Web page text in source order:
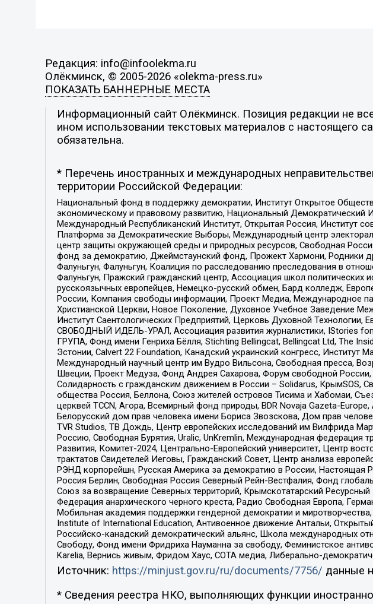
Редакция: info@infoolekma.ru
Олёкминск, © 2005-2026 «olekma-press.ru»
ПОКАЗАТЬ БАННЕРНЫЕ МЕСТА
Информационный сайт Олёкминск. Позиция редакции не
ином использовании текстовых материалов с настоящего
обязательна.
* Перечень иностранных и международных
территории Российской Федерации:
Национальный фонд в поддержку демократии, Институт Открытое
экономическому и правовому развитию, Национальный Демократический
Международный Республиканский Институт, Открытая Россия, Институт
Платформа за Демократические Выборы, Международный центр
центр защиты окружающей среды и природных ресурсов, Свободная
фонд за демократию, Джеймстаунский фонд, Прожект Хармони, Родники
Фалуньгун, Фалуньгун, Коалиция по расследованию преследования в
Фалуньгун, Пражский гражданский центр, Ассоциация школ
русскоязычных европейцев, Немецко-русский обмен, Бард колледж,
России, Компания свободы информации, Проект Медиа, Международное
Христианской Церкви, Новое Поколение, Духовное Учебное Заведение
Институт Саентологических Предприятий, Церковь Духовной
СВОБОДНЫЙ ИДЕЛЬ-УРАЛ, Ассоциация развития журналистики, IStories
ГРУПА, Фонд имени Генриха Бёлля, Stichting Bellingcat, Bellingcat Ltd, The
Эстонии, Calvert 22 Foundation, Канадский украинский конгресс,
Международный научный центр им Вудро Вильсона, Свободная пресса,
Швеции, Проект Медуза, Фонд Андрея Сахарова, Форум свободной
Солидарность с гражданским движением в России – Solidarus, КрымSOS,
общества Россия, Беллона, Союз жителей островов Тисима и Хабомаи,
церквей TCCN, Агора, Всемирный фонд природы, BDR Novaja Gazeta-
Белорусский дом прав человека имени Бориса Звозскова, Дом прав
TVR Studios, ТВ Дождь, Центр европейских исследований им Вилфрида
Россию, Свободная Бурятия, Uralic, UnKremlin, Международная федерация
Развития, Комитет-2024, Центрально-Европейский университет, Центр
трактатов Свидетелей Иеговы, Гражданский Совет, Центр анализа
РЭНД корпорейшн, Русская Америка за демократию в России, Настоящая
Россия Берлин, Свободная Россия Северный Рейн-Вестфалия, Фонд
Союз за возвращение Северных территорий, Крымскотатарский
Федерация анархического черного креста, Радио Свободная Европа,
Мобильная академия поддержки гендерной демократии и
Institute of International Education, Антивоенное движение Антальи,
Российско-канадский демократический альянс, Школа международных
Свободу, Фонд имени Фридриха Науманна за свободу, Феминистское
Karelia, Вернись живым, Фридом Хаус, СОТА медиа, Либерально-
Источник: https://minjust.gov.ru/ru/documents/7756/ данные
* Сведения реестра НКО, выполняющих функции